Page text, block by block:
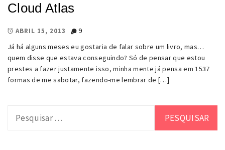
Cloud Atlas
ABRIL 15, 2013
9
Já há alguns meses eu gostaria de falar sobre um livro, mas…
quem disse que estava conseguindo? Só de pensar que estou
prestes a fazer justamente isso, minha mente já pensa em 1537
formas de me sabotar, fazendo-me lembrar de […]